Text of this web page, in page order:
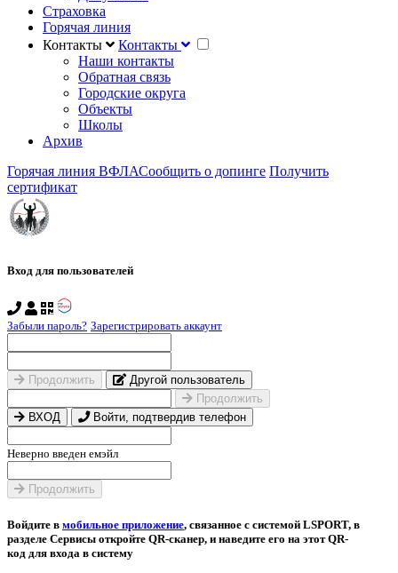
Страховка
Горячая линия
Контакты
Контакты
Наши контакты
Обратная связь
Городские округа
Объекты
Школы
Архив
Горячая линия ВФЛАСообщить о допинге Получить
сертификат
Вход для пользователей
Забыли пароль? Зарегистрировать аккаунт
Продолжить
Другой пользователь
Продолжить
ВХОД
Войти, подтвердив телефон
Неверно введен емэйл
Продолжить
Войдите в мобильное приложение, связанное с системой LSPORT, в
разделе Сервисы откройте QR-сканер, и наведите его на этот QR-
код для входа в систему